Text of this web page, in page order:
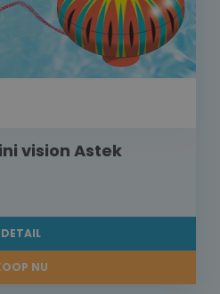
vision Astek
DETAIL
NU